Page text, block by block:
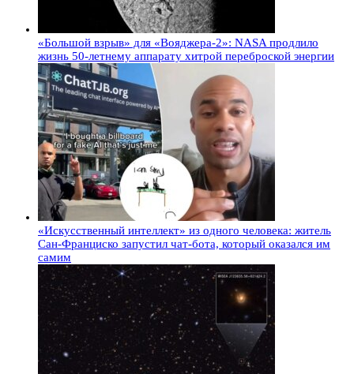
«Большой взрыв» для «Вояджера-2»: NASA продлило
жизнь 50-летнему аппарату хитрой переброской энергии
«Искусственный интеллект» из одного человека: житель
Сан-Франциско запустил чат-бота, который оказался им
самим